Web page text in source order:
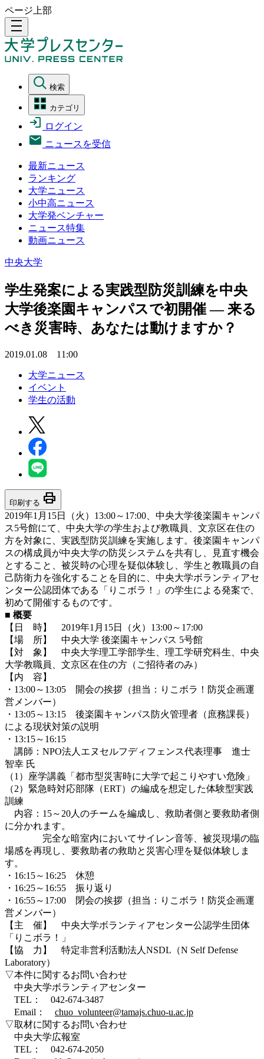
ページ上部
density_medium
検索
カテゴリ
ログイン
ニュースを受信
最新ニュース
ランキング
大学ニュース
小中高ニュース
大学発ベンチャー
ニュース特集
動画ニュース
中央大学
学生発案による実践型防災訓練を中央
大学後楽園キャンパスで初開催 — 来る
べき災害時、あなたは動けますか？
2019.01.08 11:00
大学ニュース
イベント
学生の活動
印刷する print
2019年1月15日（火）13:00～17:00、中央大学後楽園キャンパ
ス5号館にて、中央大学の学生および教職員、文京区在住の
方を対象に、実践型防災訓練を実施します。後楽園キャンパ
スの構成員が中央大学の防災システムを共有し、見直す機会
とすること、被災時の心理を疑似体験し、学生と教職員の自
己防衛力を強化することを目的に、中央大学ボランティアセ
ンター公認団体である「りこボラ！」の学生による発案で、
初めて開催するものです。
■ 概要
【日 時】 2019年1月15日（火）13:00～17:00
【場 所】 中央大学 後楽園キャンパス 5号館
【対 象】 中央大学理工学部学生、理工学研究科生、中央
大学教職員、文京区在住の方（ご招待者のみ）
【内 容】
・13:00～13:05 開会の挨拶（担当：りこボラ！防災企画運
営メンバー）
・13:05～13:15 後楽園キャンパス防火管理者（庶務課長）
による現状対策の説明
・13:15～16:15
講師：NPO法人エヌセルフディフェンス代表理事 進士
智幸 氏
（1）座学講義「都市型災害時に大学で起こりやすい危険」
（2）緊急時対応部隊（ERT）の編成を想定した体験型実践
訓練
内容：15～20人のチームを編成し、救助者側と要救助者側
に分かれます。
完全な暗室内においてサイレン音等、被災現場の臨
場感を再現し、要救助者の救助と災害心理を疑似体験しま
す。
・16:15～16:25 休憩
・16:25～16:55 振り返り
・16:55～17:00 閉会の挨拶（担当：りこボラ！防災企画運
営メンバー）
【主 催】 中央大学ボランティアセンター公認学生団体
「りこボラ！」
【協 力】 特定非営利活動法人NSDL（N Self Defense
Laboratory）
▽本件に関するお問い合わせ
中央大学ボランティアセンター
TEL： 042-674-3487
Email： chuo_volunteer@tamajs.chuo-u.ac.jp
▽取材に関するお問い合わせ
中央大学広報室
TEL： 042-674-2050